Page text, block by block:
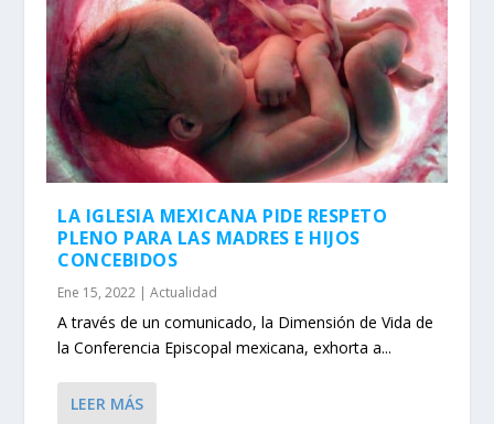
LA IGLESIA MEXICANA PIDE RESPETO
PLENO PARA LAS MADRES E HIJOS
CONCEBIDOS
Ene 15, 2022 |Actualidad
A través de un comunicado, la Dimensión de Vida de
la Conferencia Episcopal mexicana, exhorta a...
LEER MÁS